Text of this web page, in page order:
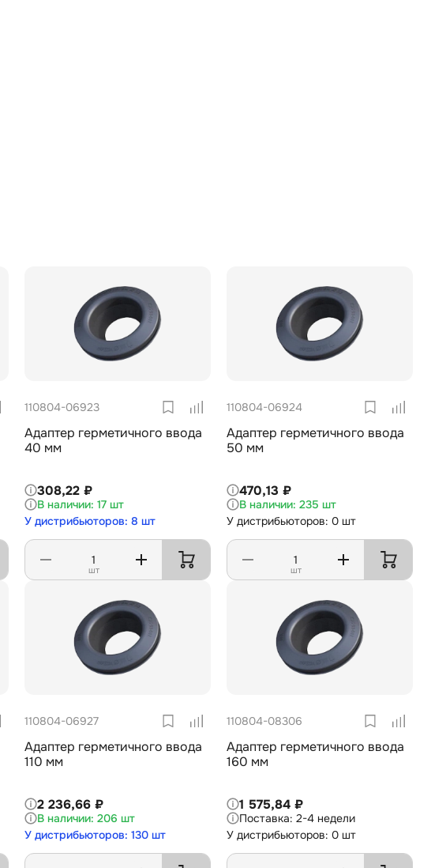
110804-06923
Адаптер герметичного ввода
40 мм
308,22 ₽
17 шт
У дистрибьюторов: 8 шт
шт
110804-06924
Адаптер герметичного ввода
50 мм
470,13 ₽
235 шт
У дистрибьюторов: 0 шт
шт
110804-06927
Адаптер герметичного ввода
110 мм
2 236,66 ₽
206 шт
У дистрибьюторов: 130 шт
110804-08306
Адаптер герметичного ввода
160 мм
1 575,84 ₽
2-4 недели
У дистрибьюторов: 0 шт